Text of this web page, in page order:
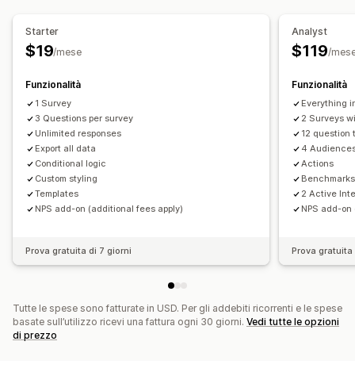
Post-acquisto
Gestione degli invii
Segmenti di clienti
Attribuzione del marketing
ROAS
Monitoraggio dei pixel
Elementi grafici e report
Dashboard di analisi
Report personalizzati
Esportazione di dati
Starter
$19/mese
Funzionalità
1 Survey
3 Questions per survey
Unlimited responses
Export all data
Conditional logic
Custom styling
Templates
NPS add-on (additional fees apply)
Prova gratuita di 7 giorni
Analyst
$119/
Funzionalità
Everything
2 Surveys
12 question
4
Actions
Benchmarks
2 Active
NPS add-
Prova
Tutte le spese sono fatturate in USD. Per gli addebiti ricorrenti e le spese
basate sull’utilizzo ricevi una fattura ogni 30 giorni. Vedi tutte le opzioni
di prezzo